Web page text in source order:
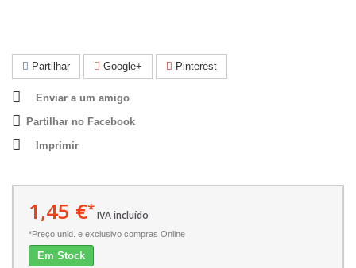
Partilhar Google+ Pinterest
Enviar a um amigo
Partilhar no Facebook
Imprimir
1,45 €*IVA incluído
*Preço unid. e exclusivo compras Online
Em Stock